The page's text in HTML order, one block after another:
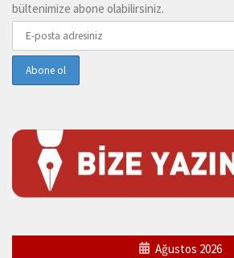
bültenimize abone olabilirsiniz.
Ağustos 2026